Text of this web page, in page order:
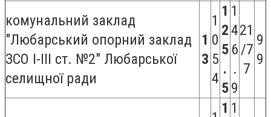
комунальний заклад
"Любарський опорний заклад
ЗСО I-III ст. №2" Любарської
селищної ради
1
3
1
0
5
4
1
2
5
.
5
1
4
6
.
9
21
/7
7
9
9
1 1